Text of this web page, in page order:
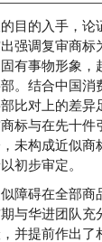
目的入手，论
强调复审商标
有事物形象，
。结合中国消
比对上的差异
标与在先十件
未构成近似商
初步审定。
障碍在全部商
与华进团队充
并提前作出了